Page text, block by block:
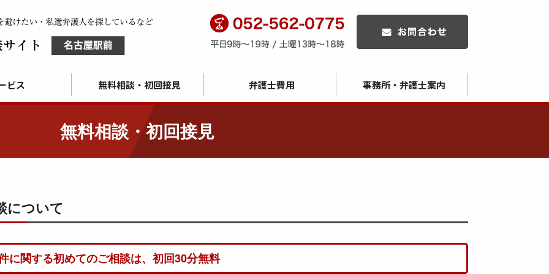
ビス 無料相談・初回接見 弁護士費用 事務所・弁護士案内
無料相談・初回接見
について
に関する初めてのご相談は、初回30分無料